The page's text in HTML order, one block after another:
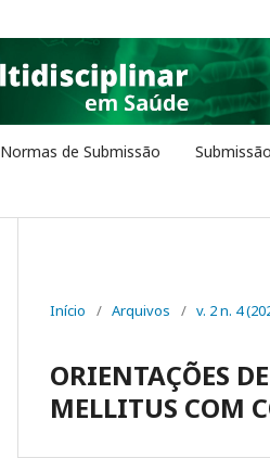
Normas de Submissão Submissão
Início / Arquivos / v. 2 n. 4
ORIENTAÇÕES
MELLITUS COM